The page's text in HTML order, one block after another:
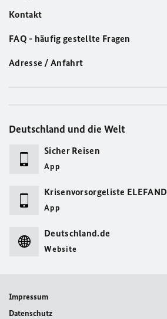
Kontakt
FAQ - häufig gestellte Fragen
Adresse / Anfahrt
Deutschland und die Welt
Sicher Reisen
App
Krisenvorsorgeliste ELEFAND
App
Deutschland.de
Website
Impressum
Datenschutz